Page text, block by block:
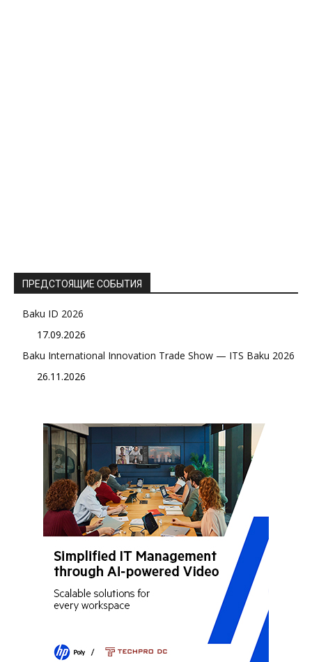
ПРЕДСТОЯЩИЕ СОБЫТИЯ
Baku ID 2026
17.09.2026
Baku International Innovation Trade Show — ITS Baku 2026
26.11.2026